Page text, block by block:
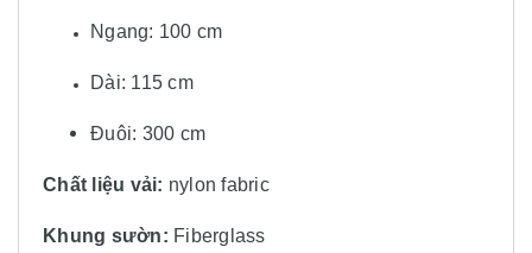
Ngang: 100 cm
Dài: 115 cm
Đuôi: 300 cm
Chất liệu vải: nylon fabric
Khung sườn: Fiberglass